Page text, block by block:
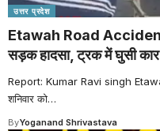
उत्तर प्रदेश
Etawah Road
सड़क हादसा, ट्रक में घुसी
Report: Kumar Ravi singh
शनिवार को…
ByYoganand Shrivastava